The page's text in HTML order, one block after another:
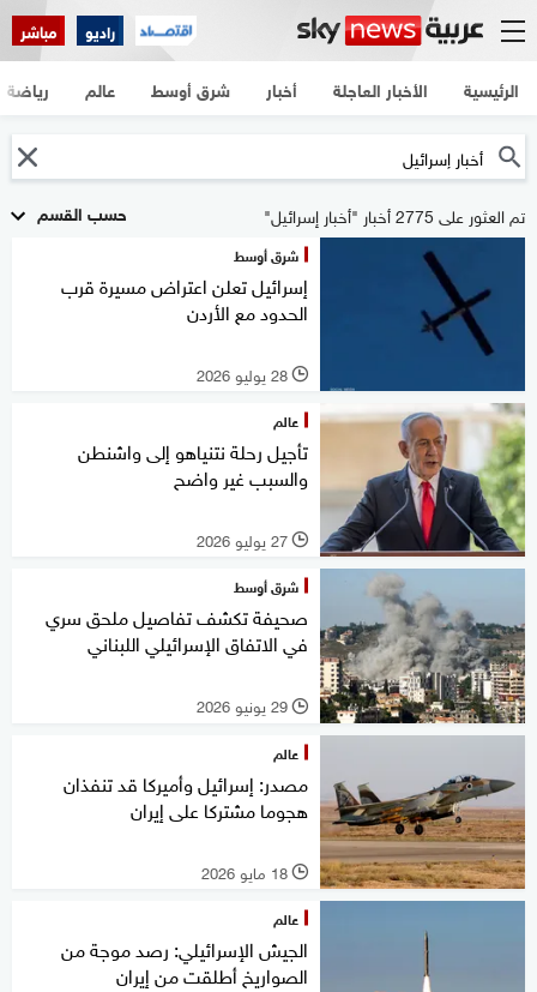
راديو مباشر
الرئيسية الأخبار العاجلة أخبار شرق أوسط عالم رياضة
حسب القسم تم العثور على 2775 أخبار "أخبار إسرائيل"
شرق أوسط
إسرائيل تعلن اعتراض مسيرة قرب
الحدود مع الأردن
l 28 يوليو 2026
عالم
تأجيل رحلة نتنياهو إلى واشنطن
والسبب غير واضح
l 27 يوليو 2026
شرق أوسط
صحيفة تكشف تفاصيل ملحق سري
في الاتفاق الإسرائيلي اللبناني
l 29 يونيو 2026
عالم
مصدر: إسرائيل وأميركا قد تنفذان
هجوما مشتركا على إيران
l 18 مايو 2026
عالم
الجيش الإسرائيلي: رصد موجة من
الصواريخ أطلقت من إيران